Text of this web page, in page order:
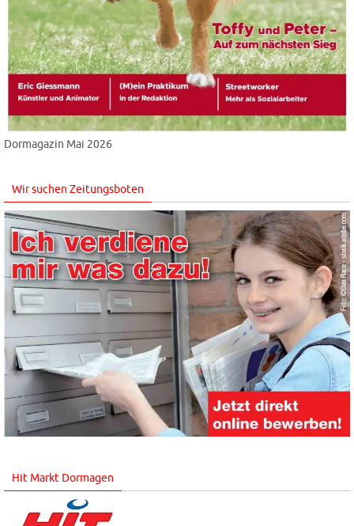
Dormagazin Mai 2026
Wir suchen Zeitungsboten
Hit Markt Dormagen